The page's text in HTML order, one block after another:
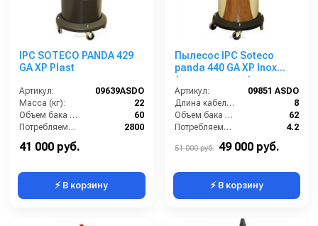
IPC SOTECO PANDA 429
GA XP Plast
Артикул:
09639ASDO
Масса (кг):
22
Объем бака (л):
60
Потребляемая мощность (Вт):
2800
Размеры (ДхШхВ):
41 000 руб.
⚡ В корзину
Пылесос IPC Soteco
panda 440 GA XP Inox
(пылеводосос)
Артикул:
09851 ASDO
Длина кабеля (м):
8
Объем бака (л):
62
Потребляемая мощность (кВт):
4.2
51 000 руб. 49 000 руб.
⚡ В корзину